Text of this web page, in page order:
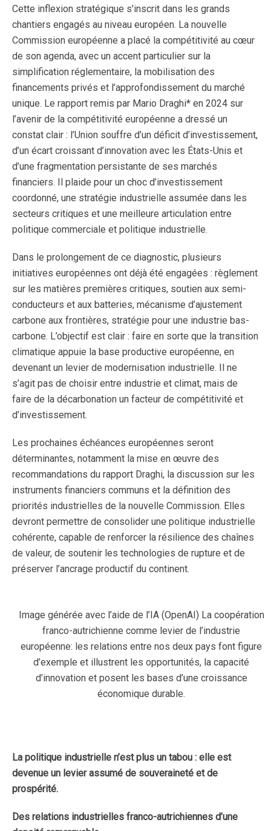
Cette inflexion stratégique s’inscrit dans les grands
chantiers engagés au niveau européen. La nouvelle
Commission européenne a placé la compétitivité au cœur
de son agenda, avec un accent particulier sur la
simplification réglementaire, la mobilisation des
financements privés et l’approfondissement du marché
unique. Le rapport remis par Mario Draghi* en 2024 sur
l’avenir de la compétitivité européenne a dressé un
constat clair : l’Union souffre d’un déficit d’investissement,
d’un écart croissant d’innovation avec les États-Unis et
d’une fragmentation persistante de ses marchés
financiers. Il plaide pour un choc d’investissement
coordonné, une stratégie industrielle assumée dans les
secteurs critiques et une meilleure articulation entre
politique commerciale et politique industrielle.
Dans le prolongement de ce diagnostic, plusieurs
initiatives européennes ont déjà été engagées : règlement
sur les matières premières critiques, soutien aux semi-
conducteurs et aux batteries, mécanisme d’ajustement
carbone aux frontières, stratégie pour une industrie bas-
carbone. L’objectif est clair : faire en sorte que la transition
climatique appuie la base productive européenne, en
devenant un levier de modernisation industrielle. Il ne
s’agit pas de choisir entre industrie et climat, mais de
faire de la décarbonation un facteur de compétitivité et
d’investissement.
Les prochaines échéances européennes seront
déterminantes, notamment la mise en œuvre des
recommandations du rapport Draghi, la discussion sur les
instruments financiers communs et la définition des
priorités industrielles de la nouvelle Commission. Elles
devront permettre de consolider une politique industrielle
cohérente, capable de renforcer la résilience des chaînes
de valeur, de soutenir les technologies de rupture et de
préserver l’ancrage productif du continent.
Image générée avec l’aide de l’IA (OpenAI) La coopération
franco-autrichienne comme levier de l’industrie
européenne: les relations entre nos deux pays font figure
d’exemple et illustrent les opportunités, la capacité
d’innovation et posent les bases d’une croissance
économique durable.
La politique industrielle n’est plus un tabou : elle est
devenue un levier assumé de souveraineté et de
prospérité.
Des relations industrielles franco-autrichiennes d’une